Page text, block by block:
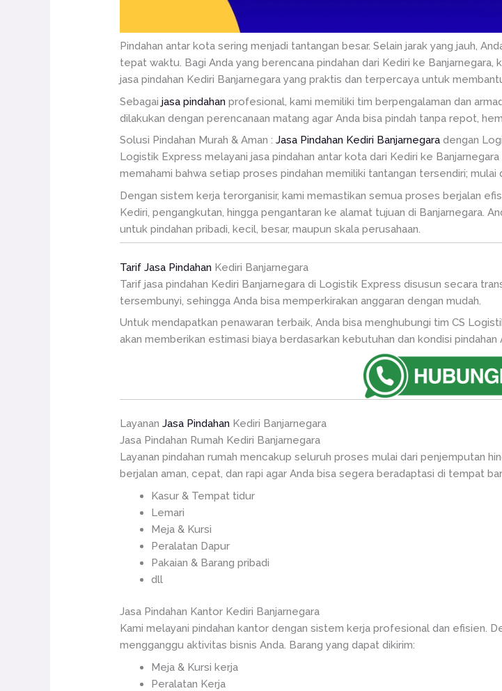
Pindahan antar kota sering menjadi tantangan besar. Selain jarak yang jauh,
tepat waktu. Bagi Anda yang berencana pindahan dari Kediri ke
jasa pindahan Kediri Banjarnegara yang praktis dan terpercaya untuk
Sebagaijasa pindahan profesional, kami memiliki tim berpengalaman dan
dilakukan dengan perencanaan matang agar Anda bisa pindah tanpa repot,
Solusi Pindahan Murah & Aman :Jasa Pindahan Kediri Banjarnegara dengan
Logistik Express melayani jasa pindahan antar kota dari Kediri ke
memahami bahwa setiap proses pindahan memiliki tantangan tersendiri;
Dengan sistem kerja terorganisir, kami memastikan semua proses berjalan
Kediri, pengangkutan, hingga pengantaran ke alamat tujuan di Banjarnegara.
untuk pindahan pribadi, kecil, besar, maupun skala perusahaan.
Tarif Jasa Pindahan Kediri Banjarnegara
Tarif jasa pindahan Kediri Banjarnegara di Logistik Express disusun secara
tersembunyi, sehingga Anda bisa memperkirakan anggaran dengan mudah.
Untuk mendapatkan penawaran terbaik, Anda bisa menghubungi tim CS
akan memberikan estimasi biaya berdasarkan kebutuhan dan kondisi pindahan
LayananJasa Pindahan Kediri Banjarnegara
Jasa Pindahan Rumah Kediri Banjarnegara
Layanan pindahan rumah mencakup seluruh proses mulai dari penjemputan
berjalan aman, cepat, dan rapi agar Anda bisa segera beradaptasi di tempat
Kasur & Tempat tidur
Lemari
Meja & Kursi
Peralatan Dapur
Pakaian & Barang pribadi
dll
Jasa Pindahan Kantor Kediri Banjarnegara
Kami melayani pindahan kantor dengan sistem kerja profesional dan efisien.
mengganggu aktivitas bisnis Anda. Barang yang dapat dikirim:
Meja & Kursi kerja
Peralatan Kerja